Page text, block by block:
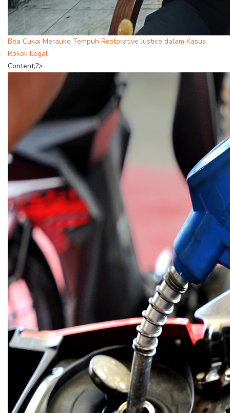
Bea Cukai Merauke Tempuh Restorative Justice dalam Kasus
Rokok Ilegal
Content;?>